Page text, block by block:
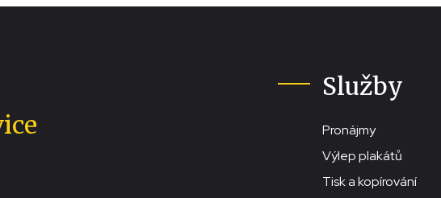
Služby
Pronájmy
Výlep plakátů
Tisk a kopírování